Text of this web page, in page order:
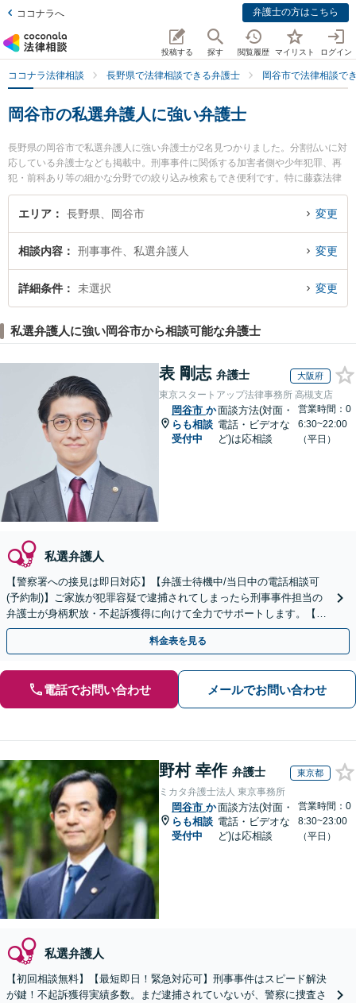
ココナラへ 弁護士の方はこちら
投稿する 探す 閲覧履歴 マイリスト ログイン
ココナラ法律相談 長野県で法律相談できる弁護士 岡谷市で法律相談で
岡谷市の私選弁護人に強い弁護士
長野県の岡谷市で私選弁護人に強い弁護士が2名見つかりました。分割払いに対
応している弁護士なども掲載中。刑事事件に関係する加害者側や少年犯罪、再
犯・前科あり等の細かな分野での絞り込み検索もでき便利です。特に藤森法律
事務所の藤森 郁美弁護士や藤森法律事務所の藤森 頼継弁護士のプロフィール情
報や弁護士費用、強みなどが注目されています。『岡谷市で土日や夜間に発生
護人を法律相談できる岡谷市内の弁護士に相談予約したい』などでお困りの相
談者さんにおすすめです。
エリア 長野県、岡谷市 変更
相談内容 刑事事件、私選弁護人 変更
詳細条件 未選択 変更
私選弁護人に強い岡谷市から相談可能な弁護士
表 剛志 弁護士 大阪府
東京スタートアップ法律事務所 高槻支店
岡谷市 か
らも相談
受付中
面談方法(対面・
電話・ビデオな
ど)は応相談
営業時間：0
6:30~22:00
（平日）
私選弁護人
【警察署への接見は即日対応】【弁護士待機中/当日中の電話相談可
(予約制)】ご家族が犯罪容疑で逮捕されてしまったら刑事事件担当の
弁護士が身柄釈放・不起訴獲得に向けて全力でサポートします。【毎
月100名以上の相談実績】【全国対応】
料金表を見る
電話でお問い合わせ メールでお問い合わせ
野村 幸作 弁護士 東京都
ミカタ弁護士法人 東京事務所
岡谷市 か
らも相談
受付中
面談方法(対面・
電話・ビデオな
ど)は応相談
営業時間：0
8:30~23:00
（平日）
私選弁護人
【初回相談無料】【最短即日！緊急対応可】刑事事件はスピード解決
が鍵！不起訴獲得実績多数。まだ逮捕されていないが、警察に捜査さ